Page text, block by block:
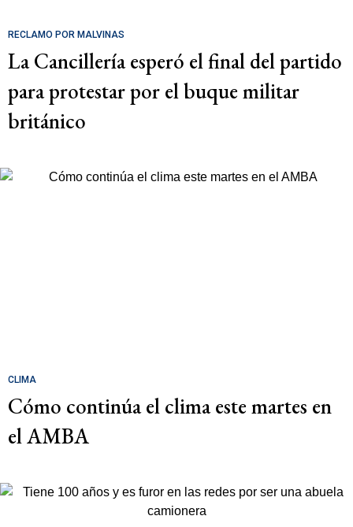
RECLAMO POR MALVINAS
La Cancillería esperó el final del partido
para protestar por el buque militar
británico
CLIMA
Cómo continúa el clima este martes en
el AMBA